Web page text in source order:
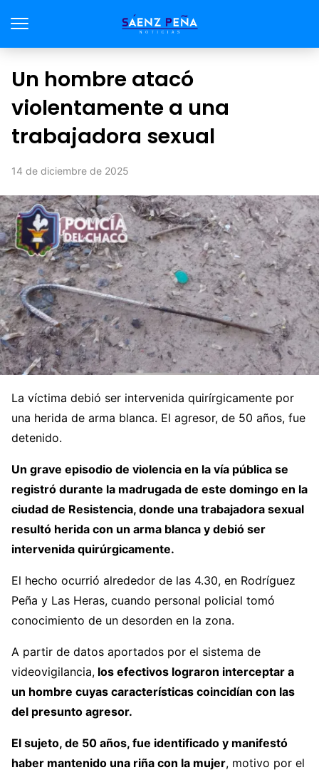
Un hombre atacó
violentamente a una
trabajadora sexual
14 de diciembre de 2025
La víctima debió ser intervenida quirírgicamente por
una herida de arma blanca. El agresor, de 50 años, fue
detenido.
Un grave episodio de violencia en la vía pública se
registró durante la madrugada de este domingo en la
ciudad de Resistencia, donde una trabajadora sexual
resultó herida con un arma blanca y debió ser
intervenida quirúrgicamente.
El hecho ocurrió alrededor de las 4.30, en Rodríguez
Peña y Las Heras, cuando personal policial tomó
conocimiento de un desorden en la zona.
A partir de datos aportados por el sistema de
videovigilancia, los efectivos lograron interceptar a
un hombre cuyas características coincidían con las
del presunto agresor.
El sujeto, de 50 años, fue identificado y manifestó
haber mantenido una riña con la mujer, motivo por el